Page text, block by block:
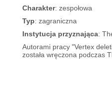
Charakter: zespołowa
Typ: zagraniczna
Instytucja przyznająca:
Autorami pracy "Vertex
została wręczona podczas